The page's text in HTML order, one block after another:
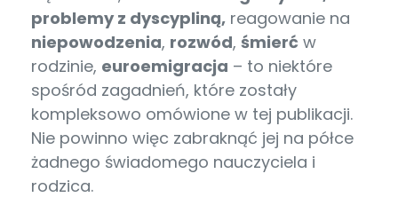
problemy z dyscypliną, reagowanie na
niepowodzenia, rozwód, śmierć w
rodzinie, euroemigracja – to niektóre
spośród zagadnień, które zostały
kompleksowo omówione w tej publikacji.
Nie powinno więc zabraknąć jej na półce
żadnego świadomego nauczyciela i
rodzica.